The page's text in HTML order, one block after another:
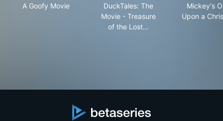
A Goofy Movie
DuckTales: The
Movie - Treasure
of the Lost…
Mickey's
Upon a